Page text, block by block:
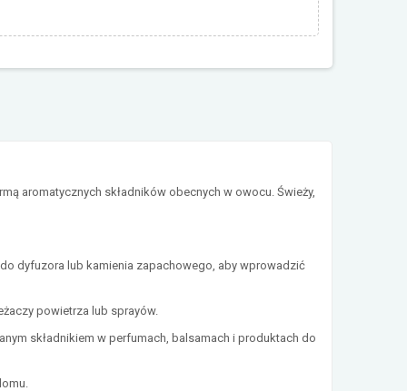
aromatycznych składników obecnych w owocu. Świeży,
dyfuzora lub kamienia zapachowego, aby wprowadzić
powietrza lub sprayów.
składnikiem w perfumach, balsamach i produktach do